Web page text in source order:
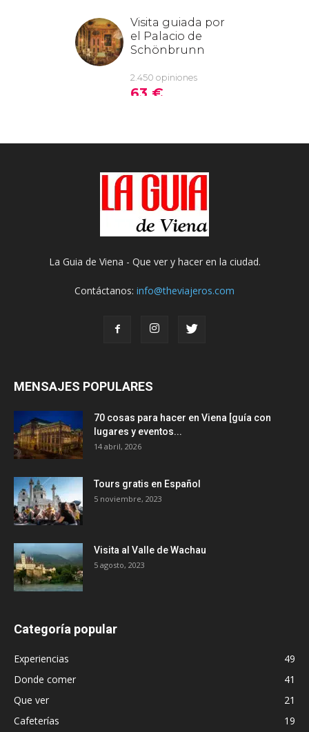
La Guia de Viena - Que ver y hacer en la ciudad.
Contáctanos: info@theviajeros.com
MENSAJES POPULARES
70 cosas para hacer en Viena [guía con
lugares y eventos...
14 abril, 2026
Tours gratis en Español
5 noviembre, 2023
Visita al Valle de Wachau
5 agosto, 2023
Categoría popular
Experiencias
49
Donde comer
41
Que ver
21
Cafeterías
19